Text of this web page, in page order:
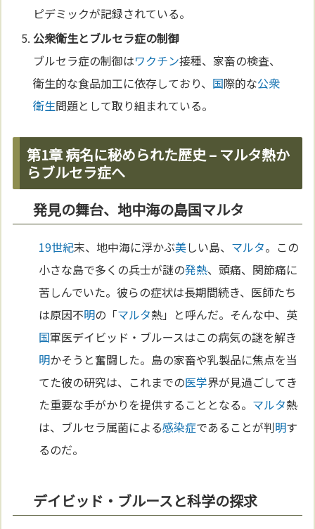
ピデミックが記録されている。
公衆衛生とブルセラ症の制御
ブルセラ症の制御はワクチン接種、家畜の検査、
衛生的な食品加工に依存しており、 国際的な公衆
衛生問題として取り組まれている。
第1章 病名に秘められた歴史 – マルタ熱か
らブルセラ症へ
発見の舞台、地中海の島国マルタ
19世紀末、地中海に浮かぶ美しい島、 マルタ。この
小さな島で多くの兵士が謎の発熱、頭痛、関節痛に
苦しんでいた。彼らの症状は長期間続き、医師たち
は原因不明の「マルタ熱」と呼んだ。そんな中、英
国軍医デイビッド・ブルースはこの病気の謎を解き
明かそうと奮闘した。島の家畜や乳製品に焦点を当
てた彼の研究は、これまでの医学界が見過ごしてき
た重要な手がかりを提供することとなる。 マルタ熱
は、ブルセラ属菌による感染症であることが判明す
るのだ。
デイビッド・ブルースと科学の探求